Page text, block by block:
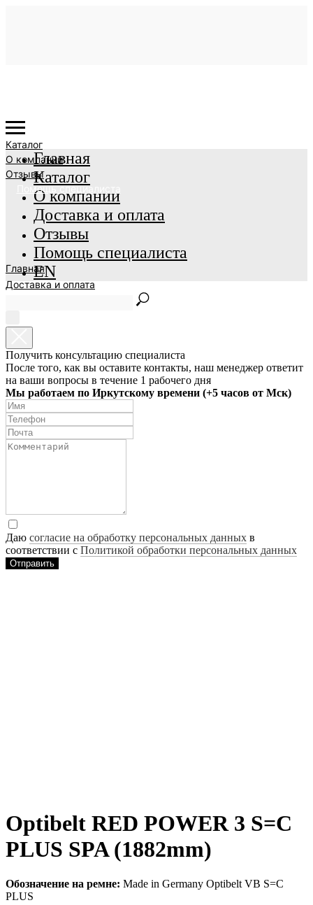
Каталог
О компании
Отзывы
Помощь специалиста
Главная
Доставка и оплата
Главная
Каталог
О компании
Доставка и оплата
Отзывы
Помощь специалиста
EN
Получить консультацию специалиста
После того, как вы оставите контакты, наш менеджер ответит
на ваши вопросы в течение 1 рабочего дня
Мы работаем по Иркутскому времени (+5 часов от Мск)
Даю согласие на обработку персональных данных в
соответствии с Политикой обработки персональных данных
Отправить
Optibelt RED POWER 3 S=C
PLUS SPA (1882mm)
Обозначение на ремне: Made in Germany Optibelt VB S=C
PLUS